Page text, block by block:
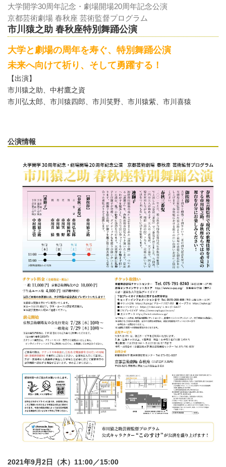
大学開学30周年記念・劇場開場20周年記念公演
京都芸術劇場 春秋座 芸術監督プログラム
市川猿之助 春秋座特別舞踊公演
大学と劇場の周年を寿ぐ、特別舞踊公演
未来へ向けて祈り、そして勇躍する！
【出演】
市川猿之助、中村鷹之資
市川弘太郎、市川猿四郎、市川笑野、市川猿紫、市川喜猿
公演情報
2021年9月2日（木）11:00／15:00